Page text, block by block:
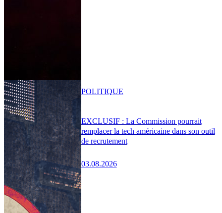
EXCLUSIF : La Commission pourrait
remplacer la tech américaine dans son outil
de recrutement
03.08.2026
POLITIQUE